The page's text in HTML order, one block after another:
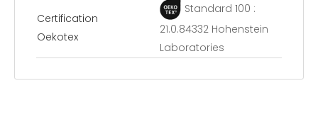
Certification
Oekotex
Standard 100 :
21.0.84332 Hohenstein
Laboratories